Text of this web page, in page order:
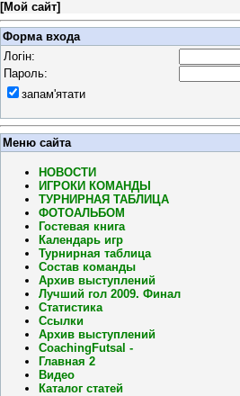
[Мой сайт]
Форма входа
Логін:
Пароль:
запам'ятати
Меню сайта
НОВОСТИ
ИГРОКИ КОМАНДЫ
ТУРНИРНАЯ ТАБЛИЦА
ФОТОАЛЬБОМ
Гостевая книга
Календарь игр
Турнирная таблица
Состав команды
Архив выступлений
Лучший гол 2009. Финал
Статистика
Ссылки
Архив выступлений
CoachingFutsal -
Главная 2
Видео
Каталог статей